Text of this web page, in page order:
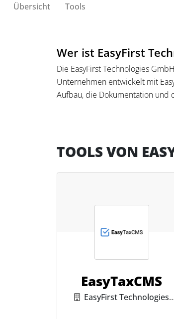
Übersicht Tools
Wer ist EasyFirst
Die EasyFirst Technologies
Unternehmen entwickelt mit
Aufbau, die Dokumentation und
Verwaltung von Prozessen,
TOOLS VON
EasyTaxCMS
EasyFirst Technologies